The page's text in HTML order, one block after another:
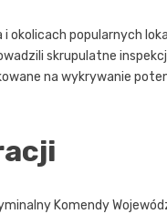
popularnych
skrupulatne
na wykrywanie
Komendy